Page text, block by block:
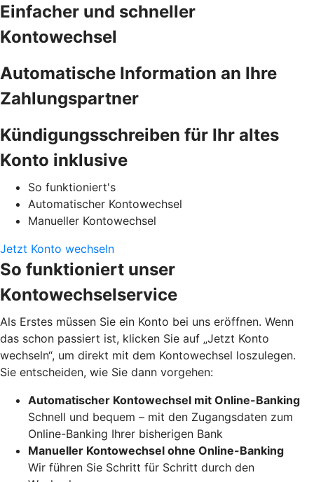
Einfacher und schneller
Kontowechsel
Automatische Information an Ihre
Zahlungspartner
Kündigungsschreiben für Ihr altes
Konto inklusive
So funktioniert's
Automatischer Kontowechsel
Manueller Kontowechsel
Jetzt Konto wechseln
So funktioniert unser
Kontowechselservice
Als Erstes müssen Sie ein Konto bei uns eröffnen. Wenn
das schon passiert ist, klicken Sie auf „Jetzt Konto
wechseln“, um direkt mit dem Kontowechsel loszulegen.
Sie entscheiden, wie Sie dann vorgehen:
Automatischer Kontowechsel mit Online-Banking
Schnell und bequem – mit den Zugangsdaten zum
Online-Banking Ihrer bisherigen Bank
Manueller Kontowechsel ohne Online-Banking
Wir führen Sie Schritt für Schritt durch den